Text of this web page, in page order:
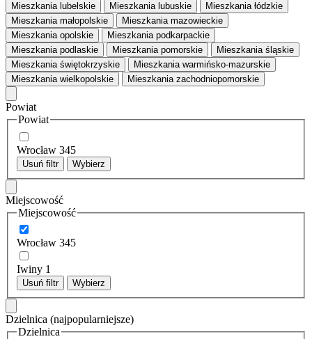
Mieszkania lubelskie
Mieszkania lubuskie
Mieszkania łódzkie
Mieszkania małopolskie
Mieszkania mazowieckie
Mieszkania opolskie
Mieszkania podkarpackie
Mieszkania podlaskie
Mieszkania pomorskie
Mieszkania śląskie
Mieszkania świętokrzyskie
Mieszkania warmińsko-mazurskie
Mieszkania wielkopolskie
Mieszkania zachodniopomorskie
Powiat
Powiat
Wrocław 345
Usuń filtr Wybierz
Miejscowość
Miejscowość
Wrocław 345
Iwiny 1
Usuń filtr Wybierz
Dzielnica (najpopularniejsze)
Dzielnica